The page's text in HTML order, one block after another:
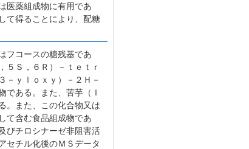
医薬組成物に有用であ
て得ることにより、配糖
フコースの糖残基であ
５Ｓ，６Ｒ）－ｔｅｔｒ
－ｙｌｏｘｙ）－２Ｈ－
である。また、苦芋（Ｉ
。また、この化合物又は
て含む食品組成物であ
びチロシナーゼ非阻害活
セチル化後のＭＳデータ